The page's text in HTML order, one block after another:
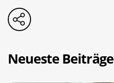
Neueste Beiträge